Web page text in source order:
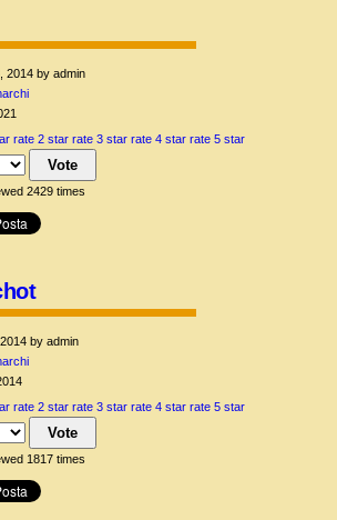
2014 by admin
rate 2 star rate 3 star rate 4 star rate 5 star
2429 times
by admin
rate 2 star rate 3 star rate 4 star rate 5 star
1817 times